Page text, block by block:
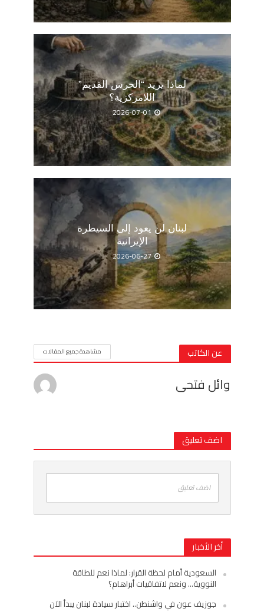
لماذا يريد “الحرس القديم”
اللامركزية؟
2026-07-01
لبنان لن يعود إلى السيطرة
الإيرانية
2026-06-27
عن الكاتب مشاهدة جميع المقالات
وائل فتحى
اضف تعليق
اضف تعليق
أخر الأخبار
السعودية أمام لحظة القرار: لماذا نعم للطاقة
النووية… ونعم لاتفاقيات أبراهام؟
جوزيف عون في واشنطن.. اختبار سيادة لبنان يبدأ الآن